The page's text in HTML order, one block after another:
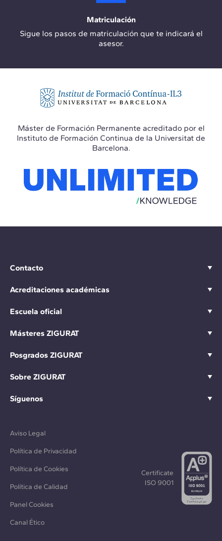
Matriculación
Sigue los pasos de matriculación que te indicará el
asesor.
Máster de Formación Permanente acreditado por el
Instituto de Formación Continua de la Universitat de
Barcelona.
Contacto
Acreditaciones académicas
Escuela oficial
Másteres ZIGURAT
Posgrados ZIGURAT
Sobre ZIGURAT
Síguenos
Aviso Legal
Política de Privacidad
Política de Cookies
Política de Calidad
Panel Cookies
Canal Ético
Certificate
ISO 9001